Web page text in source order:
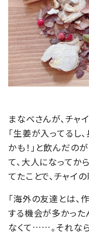
まなべさんが、チャ
「生姜が入ってるし
かも！」と飲んだの
て、大人になってか
てたことで、チャイ
「海外の友達とは、
する機会が多かった
なくて……。それな